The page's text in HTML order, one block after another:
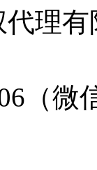
代理
（微